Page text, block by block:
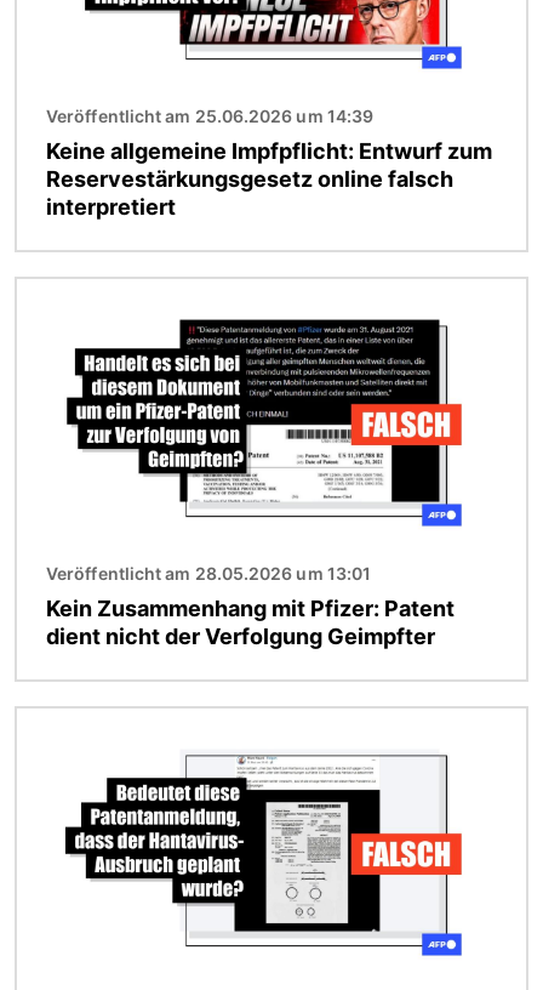
Veröffentlicht am 25.06.2026 um 14:39
Keine allgemeine Impfpflicht: Entwurf zum
Reservestärkungsgesetz online falsch
interpretiert
Veröffentlicht am 28.05.2026 um 13:01
Kein Zusammenhang mit Pfizer: Patent
dient nicht der Verfolgung Geimpfter